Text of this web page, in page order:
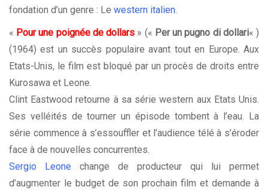
fondation d’un genre : Le western italien.
« Pour une poignée de dollars » (« Per un pugno di dollari« )
(1964) est un succès populaire avant tout en Europe. Aux
Etats-Unis, le film est bloqué par un procès de droits entre
Kurosawa et Leone.
Clint Eastwood retourne à sa série western aux Etats Unis.
Ses velléités de tourner un épisode tombent à l’eau. La
série commence à s’essouffler et l’audience télé à s’éroder
face à de nouvelles concurrentes.
Sergio Leone change de producteur qui lui permet
d’augmenter le budget de son prochain film et demande à